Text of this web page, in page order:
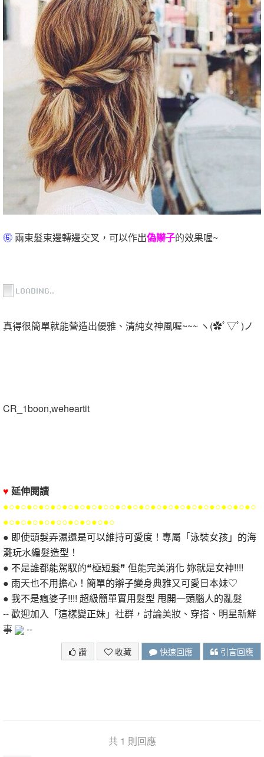
⓺ 兩束髮束邊轉邊交叉，可以作出偽辮子的效果喔~
真得很簡單就能營造出優雅、清純女神風喔~~~ ヽ(✿ﾟ▽ﾟ)ノ
CR_1boon,weheartit
♥ 延伸閱讀
●○●○●○●○●○●○●○●○●○○●○●○●○●○●○●○●○●○●○●○●○●○
●○●○●○●○●○○●○●○●○●○
● 即使頭髮弄濕還是可以維持可愛度！專屬「泳裝女孩」的海
灘玩水編髮造型！
● 不是誰都能駕馭的❝極短髮❞ 但能完美消化 妳就是女神!!!!
● 雨天也不用擔心！簡單的辮子變身典雅又可愛日本妹♡
● 我不是瘋婆子!!!! 超級簡單實用髮型 甩開一頭腦人的亂髮
-- 歡迎加入 「這樣變正妹」 社群，討論美妝、穿搭、明星新鮮
事
--
讚 收藏 快速回應 引言回應
共 1 則回應